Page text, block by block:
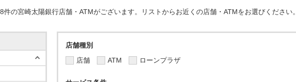
の宮崎太陽銀行店舗・ATMがございます。リストからお近くの店舗・ATMをお選びください。
店舗種別
店舗
ATM ローンプラザ